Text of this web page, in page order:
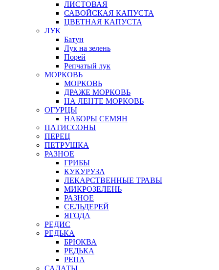
ЛИСТОВАЯ
САВОЙСКАЯ КАПУСТА
ЦВЕТНАЯ КАПУСТА
ЛУК
Батун
Лук на зелень
Порей
Репчатый лук
МОРКОВЬ
МОРКОВЬ
ДРАЖЕ МОРКОВЬ
НА ЛЕНТЕ МОРКОВЬ
ОГУРЦЫ
НАБОРЫ СЕМЯН
ПАТИССОНЫ
ПЕРЕЦ
ПЕТРУШКА
РАЗНОЕ
ГРИБЫ
КУКУРУЗА
ЛЕКАРСТВЕННЫЕ ТРАВЫ
МИКРОЗЕЛЕНЬ
РАЗНОЕ
СЕЛЬДЕРЕЙ
ЯГОДА
РЕДИС
РЕДЬКА
БРЮКВА
РЕДЬКА
РЕПА
САЛАТЫ